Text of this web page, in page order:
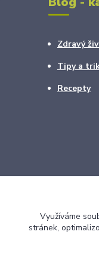
Zdravý
Tipy a
Recepty
Využíváme
stránek,